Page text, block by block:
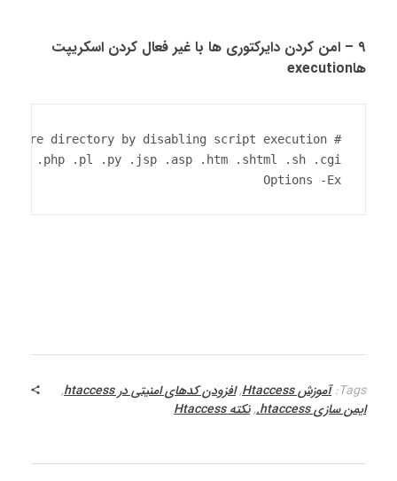
۹ – امن کردن دایرکتوری ها با غیر فعال کردن اسکریپت
هاexecution
Options -Ex
Tags: آموزش Htaccess ,افزودن کدهای امنیتی در htaccess
,
ایمن سازی htaccess.
,نکته Htaccess